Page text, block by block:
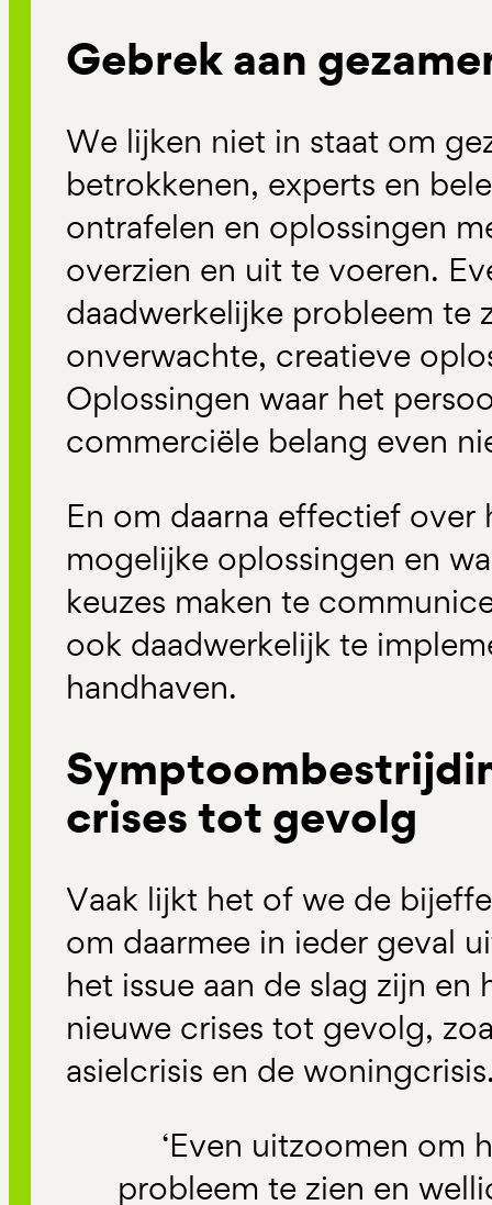
Gebrek aan
We lijken niet in staat om
betrokkenen, experts en
ontrafelen en oplossingen
overzien en uit te voeren.
daadwerkelijke probleem te
onverwachte, creatieve
Oplossingen waar het
commerciële belang even
En om daarna effectief over
mogelijke oplossingen en
keuzes maken te
ook daadwerkelijk te
handhaven.
crises tot gevolg
Vaak lijkt het of we de
om daarmee in ieder geval
het issue aan de slag zijn
nieuwe crises tot gevolg,
asielcrisis en de
‘Even uitzoomen om
probleem te zien en